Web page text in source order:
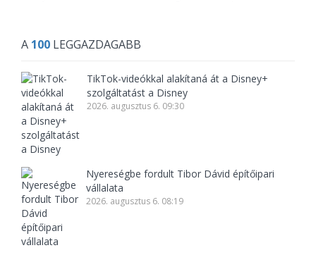
A 100 LEGGAZDAGABB
TikTok-videókkal alakítaná át a Disney+
szolgáltatást a Disney
2026. augusztus 6. 09:30
Nyereségbe fordult Tibor Dávid építőipari
vállalata
2026. augusztus 6. 08:19